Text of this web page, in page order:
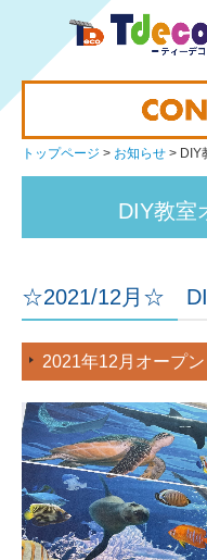
トップページ
Tdeco新商品紹介
大阪工具横丁のお知ら
会社案内
REVOLABO
従業員募集
トップページ お知らせ DIY
DIY教室
☆2021/12月☆
2021年12月オープン